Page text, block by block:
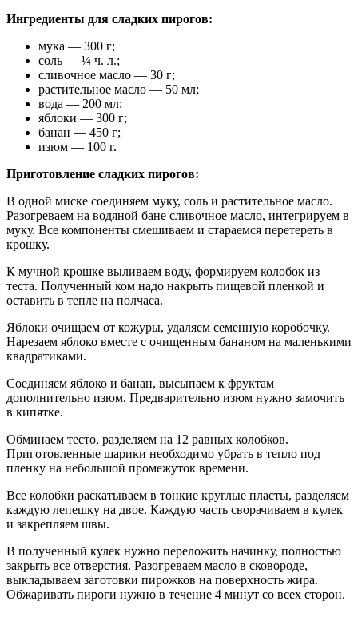
Ингредиенты для сладких пирогов:
мука — 300 г;
соль — ¼ ч. л.;
сливочное масло — 30 г;
растительное масло — 50 мл;
вода — 200 мл;
яблоки — 300 г;
банан — 450 г;
изюм — 100 г.
Приготовление сладких пирогов:
В одной миске соединяем муку, соль и растительное масло.
Разогреваем на водяной бане сливочное масло, интегрируем в
муку. Все компоненты смешиваем и стараемся перетереть в
крошку.
К мучной крошке выливаем воду, формируем колобок из
теста. Полученный ком надо накрыть пищевой пленкой и
оставить в тепле на полчаса.
Яблоки очищаем от кожуры, удаляем семенную коробочку.
Нарезаем яблоко вместе с очищенным бананом на маленькими
квадратиками.
Соединяем яблоко и банан, высыпаем к фруктам
дополнительно изюм. Предварительно изюм нужно замочить
в кипятке.
Обминаем тесто, разделяем на 12 равных колобков.
Приготовленные шарики необходимо убрать в тепло под
пленку на небольшой промежуток времени.
Все колобки раскатываем в тонкие круглые пласты, разделяем
каждую лепешку на двое. Каждую часть сворачиваем в кулек
и закрепляем швы.
В полученный кулек нужно переложить начинку, полностью
закрыть все отверстия. Разогреваем масло в сковороде,
выкладываем заготовки пирожков на поверхность жира.
Обжаривать пироги нужно в течение 4 минут со всех сторон.